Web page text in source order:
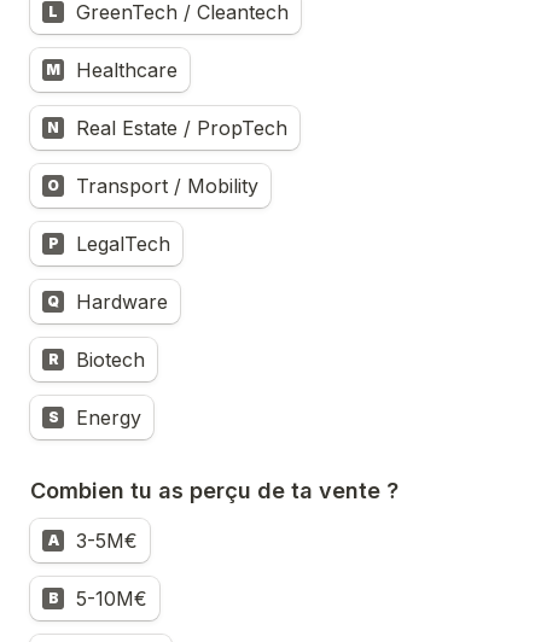
L GreenTech / Cleantech
M Healthcare
N Real Estate / PropTech
O Transport / Mobility
P LegalTech
Q Hardware
R Biotech
S Energy
Combien tu as perçu de ta vente ?
A 3-5M€
B 5-10M€